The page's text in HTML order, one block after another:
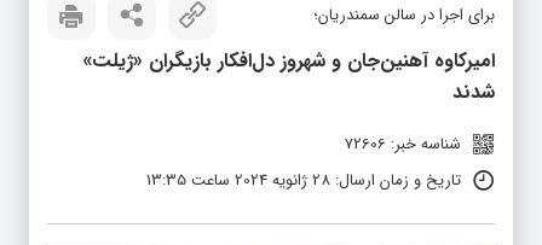
برای اجرا در سالن سمندریان؛
امیرکاوه آهنین‌جان و شهروز دل‌افکار بازیگران «ژیلت»
شدند
شناسه خبر: 72606
تاریخ و زمان ارسال: 28 ژانویه 2024 ساعت 13:35